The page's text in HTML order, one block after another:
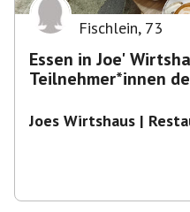
Fischlein, 73
Essen in Joe'
Teilnehmer*innen
Joes Wirtshaus |